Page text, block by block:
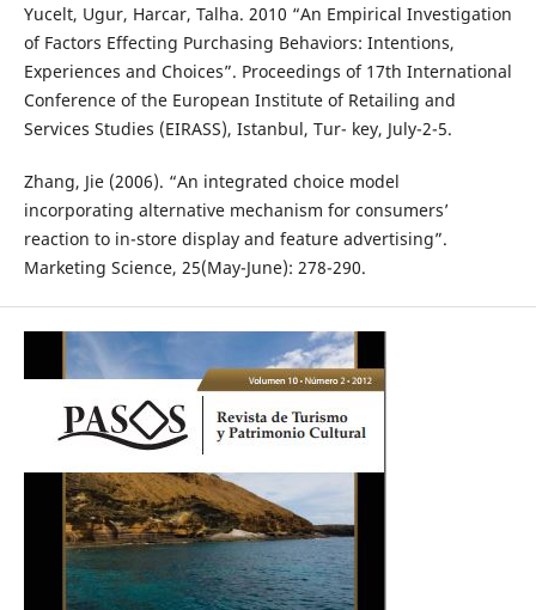
Yucelt, Ugur, Harcar, Talha. 2010 “An Empirical Investigation
of Factors Effecting Purchasing Behaviors: Intentions,
Experiences and Choices”. Proceedings of 17th International
Conference of the European Institute of Retailing and
Services Studies (EIRASS), Istanbul, Tur- key, July-2-5.
Zhang, Jie (2006). “An integrated choice model
incorporating alternative mechanism for consumers’
reaction to in-store display and feature advertising”.
Marketing Science, 25(May-June): 278-290.